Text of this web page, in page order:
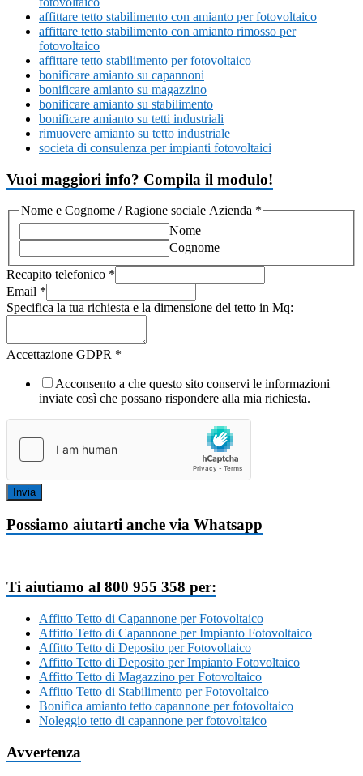
affittare tetto stabilimento con amianto per fotovoltaico
affittare tetto stabilimento con amianto rimosso per
fotovoltaico
affittare tetto stabilimento per fotovoltaico
bonificare amianto su capannoni
bonificare amianto su magazzino
bonificare amianto su stabilimento
bonificare amianto su tetti industriali
rimuovere amianto su tetto industriale
societa di consulenza per impianti fotovoltaici
Vuoi maggiori info? Compila il modulo!
Nome e Cognome / Ragione sociale Azienda *
Nome
Cognome
Recapito telefonico *
Email *
Specifica la tua richiesta e la dimensione del tetto in Mq:
Accettazione GDPR *
Acconsento a che questo sito conservi le informazioni
inviate così che possano rispondere alla mia richiesta.
Invia
Possiamo aiutarti anche via Whatsapp
Ti aiutiamo al 800 955 358 per:
Affitto Tetto di Capannone per Fotovoltaico
Affitto Tetto di Capannone per Impianto Fotovoltaico
Affitto Tetto di Deposito per Fotovoltaico
Affitto Tetto di Deposito per Impianto Fotovoltaico
Affitto Tetto di Magazzino per Fotovoltaico
Affitto Tetto di Stabilimento per Fotovoltaico
Bonifica amianto tetto capannone per fotovoltaico
Noleggio tetto di capannone per fotovoltaico
Avvertenza